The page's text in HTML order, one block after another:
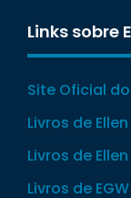
Links sobre
Site Oficial
Livros de
Livros de
Livros de